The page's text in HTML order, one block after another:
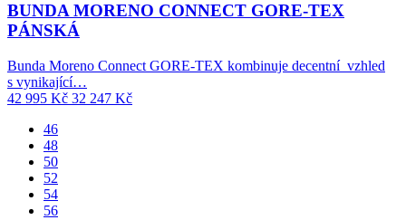
BUNDA MORENO CONNECT GORE-TEX
PÁNSKÁ
Bunda Moreno Connect GORE-TEX kombinuje decentní vzhled
s vynikající…
42 995 Kč 32 247 Kč
46
48
50
52
54
56